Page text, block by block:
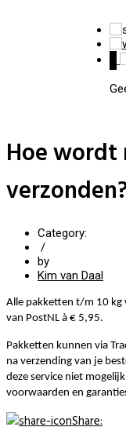
Hoe
Category:
/
by
Kim van Daal
Alle pakketten t/m 10 kg
van PostNL à € 5,95.
Pakketten kunnen via
na verzending van je
deze service niet
voorwaarden en
Share: